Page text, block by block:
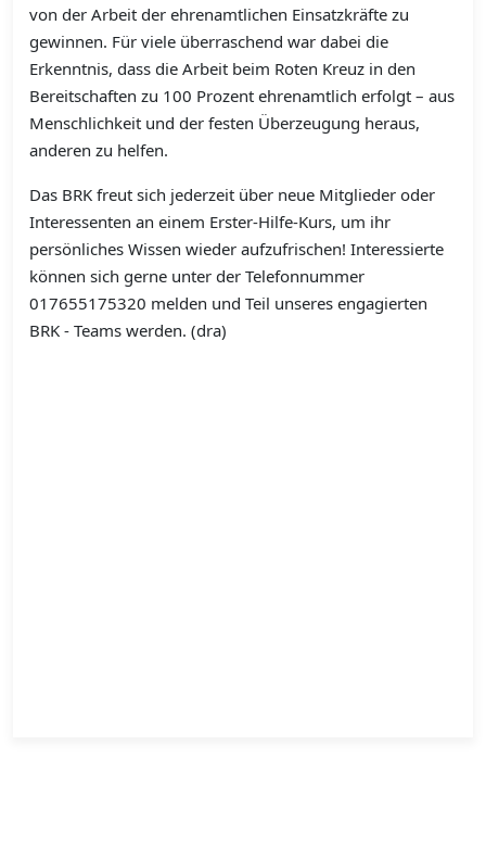
von der Arbeit der ehrenamtlichen Einsatzkräfte zu
gewinnen. Für viele überraschend war dabei die
Erkenntnis, dass die Arbeit beim Roten Kreuz in den
Bereitschaften zu 100 Prozent ehrenamtlich erfolgt – aus
Menschlichkeit und der festen Überzeugung heraus,
anderen zu helfen.
Das BRK freut sich jederzeit über neue Mitglieder oder
Interessenten an einem Erster-Hilfe-Kurs, um ihr
persönliches Wissen wieder aufzufrischen! Interessierte
können sich gerne unter der Telefonnummer
017655175320 melden und Teil unseres engagierten
BRK - Teams werden. (dra)